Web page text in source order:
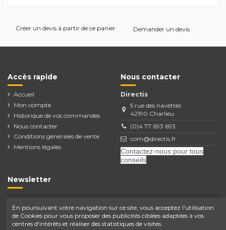
Créer un devis à partir de ce panier Demander un devis
Accès rapide
Accueil
Mon compte
Historique de vos commandes
Nous contacter
Conditions générales de vente
Mentions légales
Nous contacter
Directis
5 rue des navettes
42190 Charlieu
(0)4 77 693 693
com@directis.fr
Contactez-nous pour tous
conseils
Newsletter
Vous pouvez vous désinscrire à tout moment.
Vous trouverez pour cela nos informations de
contact dans les conditions d'utilisation du site.
En poursuivant votre navigation sur ce site, vous acceptez l'utilisation
de Cookies pour vous proposer des publicités ciblées adaptées à vos
centres d'intérêts et réaliser des statistiques de visites.